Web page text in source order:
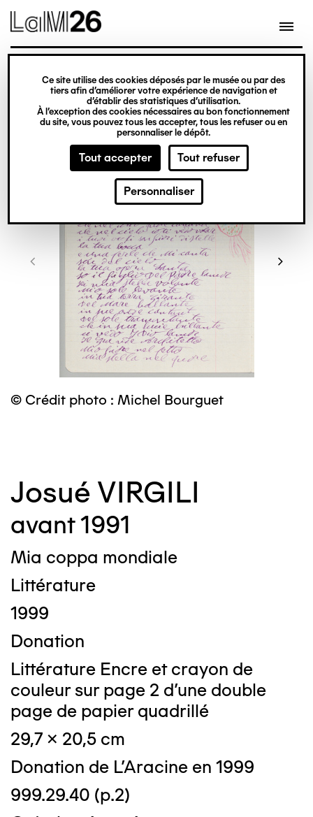
Gestion des cookies
Ce site utilise des cookies déposés par le musée ou par des
tiers afin d’améliorer votre expérience de navigation et
d’établir des statistiques d’utilisation.
À l’exception des cookies nécessaires au bon fonctionnement
du site, vous pouvez tous les accepter, tous les refuser ou en
personnaliser le dépôt.
Tout accepter Tout refuser
Personnaliser
contenu
© Crédit photo : Michel Bourguet
Josué VIRGILI
avant 1991
Mia coppa mondiale
Littérature
1999
Donation
Littérature Encre et crayon de
couleur sur page 2 d'une double
page de papier quadrillé
29,7 x 20,5 cm
Donation de L'Aracine en 1999
999.29.40 (p.2)